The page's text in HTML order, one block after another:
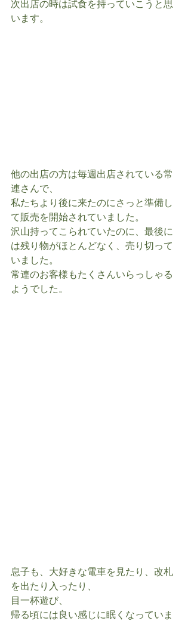
次出店の時は試食を持っていこうと思
います。
他の出店の方は毎週出店されている常
連さんで、
私たちより後に来たのにさっと準備し
て販売を開始されていました。
沢山持ってこられていたのに、最後に
は残り物がほとんどなく、売り切って
いました。
常連のお客様もたくさんいらっしゃる
ようでした。
息子も、大好きな電車を見たり、改札
を出たり入ったり、
目一杯遊び、
帰る頃には良い感じに眠くなっていま